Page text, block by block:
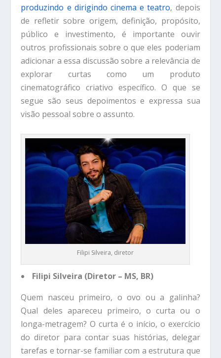
produzindo e dirigindo cinema e teatro, depois
de refletir sobre origem, definição, propósito,
público e investimento, é importante ouvir
outros profissionais sobre o que eles poderiam
adicionar a essa discussão sobre a relevância de
explorar curtas como um produto
cinematográfico criativo específico. O que se
segue são seus depoimentos e expressa sua
visão pessoal sobre o assunto.
Filipi Silveira, diretor
Filipi Silveira (Diretor – MS, BR)
Quem nasceu primeiro, o ovo ou a galinha?
Qual deles apareceu primeiro, o curta ou o
longa-metragem? O curta é o início, o exercício
do diretor para contar suas histórias, delegar
tarefas e tornar-se familiar com a estrutura que